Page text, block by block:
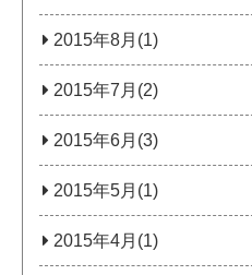
2015年8月(1)
2015年7月(2)
2015年6月(3)
2015年5月(1)
2015年4月(1)